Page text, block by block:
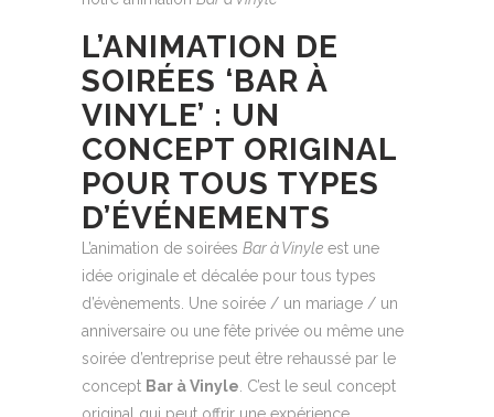
L’ANIMATION DE
SOIRÉES ‘BAR À
VINYLE’ : UN
CONCEPT ORIGINAL
POUR TOUS TYPES
D’ÉVÉNEMENTS
L’animation de soirées Bar à Vinyle est une
idée originale et décalée pour tous types
d’évènements. Une soirée / un mariage / un
anniversaire ou une fête privée ou même une
soirée d’entreprise peut être rehaussé par le
concept Bar à Vinyle . C’est le seul concept